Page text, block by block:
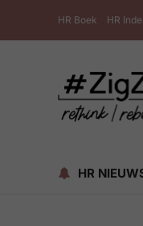
HR Boek HR
HR